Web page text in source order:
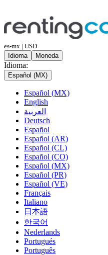
es-mx | USD
Idioma
Moneda
Idioma:
Español (MX)
Español (MX)
English
العربية
Deutsch
Español
Español (AR)
Español (CL)
Español (CO)
Español (MX)
Español (PR)
Español (VE)
Français
Italiano
日本語
한국어
Nederlands
Portugués
Português